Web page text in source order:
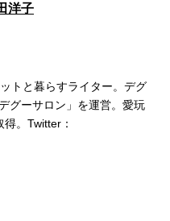
洋子
トと暮らすライター。デグ
グーサロン」を運営。愛玩
。Twitter：